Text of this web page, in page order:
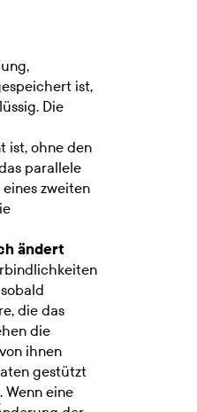
ist,
Die
ist, ohne den
parallele
zweiten
ändert
die das
die
ihnen
gestützt
eine